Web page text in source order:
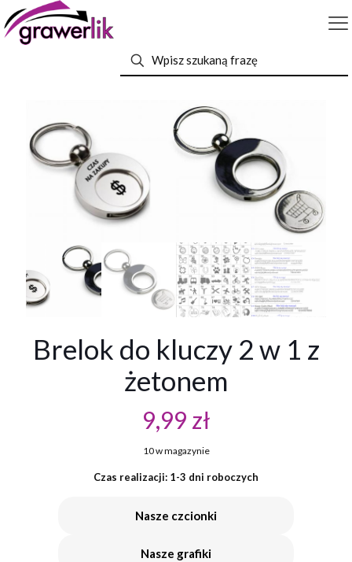
Brelok do kluczy 2 w 1 z
żetonem
9,99 zł
10 w magazynie
Czas realizacji: 1-3 dni roboczych
Nasze czcionki
Nasze grafiki